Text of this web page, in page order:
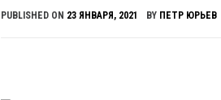
PUBLISHED ON 23 ЯНВАРЯ, 2021 BY ПЕТР ЮРЬЕВ